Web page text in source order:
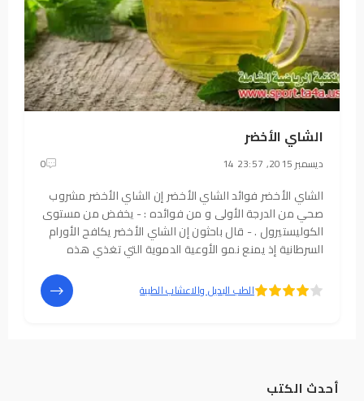
أحدث الكتب
الشاي الأخضر
14 ديسمبر 2015, 23:57 0
الشاي الأخضر فوائد الشاي الأخضر إن الشاي الأخضر مشروب
صحي من الدرجة الأولى و من فوائده : - يخفض من مستوى
الكوليستيرول . - قال باحثون إن الشاي الأخضر يكافح الأورام
السرطانية إذ يمنع نمو الأوعية الدموية التي تغذي هذه
للأكسدة أي المحافظة على
الطب البديل والاعشاب الطبية